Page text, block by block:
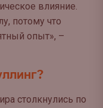
влияние.
потому что
опыт», –
столкнулись по